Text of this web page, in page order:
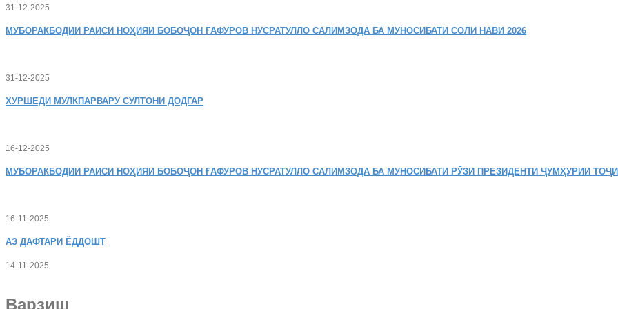
31-12-2025
МУБОРАКБОДИИ РАИСИ НОҲИЯИ БОБОҶОН ҒАФУРОВ НУСРАТУЛЛО САЛИМЗОДА БА МУНОСИБАТИ СОЛИ НАВИ 2026
31-12-2025
ХУРШЕДИ МУЛКПАРВАРУ СУЛТОНИ ДОДГАР
16-12-2025
МУБОРАКБОДИИ РАИСИ НОҲИЯИ БОБОҶОН ҒАФУРОВ НУСРАТУЛЛО САЛИМЗОДА БА МУНОСИБАТИ РӮЗИ ПРЕЗИДЕНТИ ҶУМҲУРИИ
16-11-2025
АЗ ДАФТАРИ ЁДДОШТ
14-11-2025
Варзиш